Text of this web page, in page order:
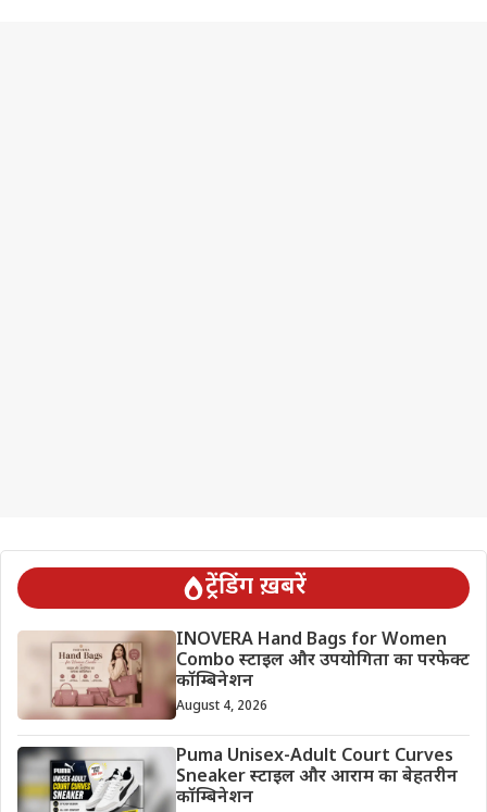
ट्रेंडिंग ख़बरें
INOVERA Hand Bags for Women
Combo स्टाइल और उपयोगिता का परफेक्ट
कॉम्बिनेशन
August 4, 2026
Puma Unisex-Adult Court Curves
Sneaker स्टाइल और आराम का बेहतरीन
कॉम्बिनेशन